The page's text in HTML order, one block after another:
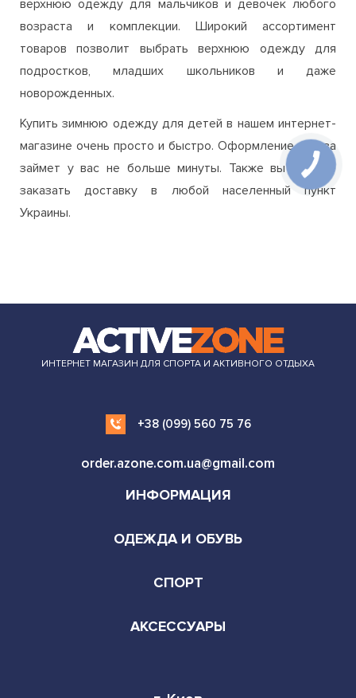
верхнюю одежду для мальчиков и девочек любого
возраста и комплекции. Широкий ассортимент
товаров позволит выбрать верхнюю одежду для
подростков, младших школьников и даже
новорожденных.
Купить зимнюю одежду для детей в нашем интернет-
магазине очень просто и быстро. Оформление заказа
займет у вас не больше минуты. Также вы можете
заказать доставку в любой населенный пункт
Украины.
+38 (099) 560 75 76
order.azone.com.ua@gmail.com
ИНФОРМАЦИЯ
ОДЕЖДА И ОБУВЬ
СПОРТ
АКСЕССУАРЫ